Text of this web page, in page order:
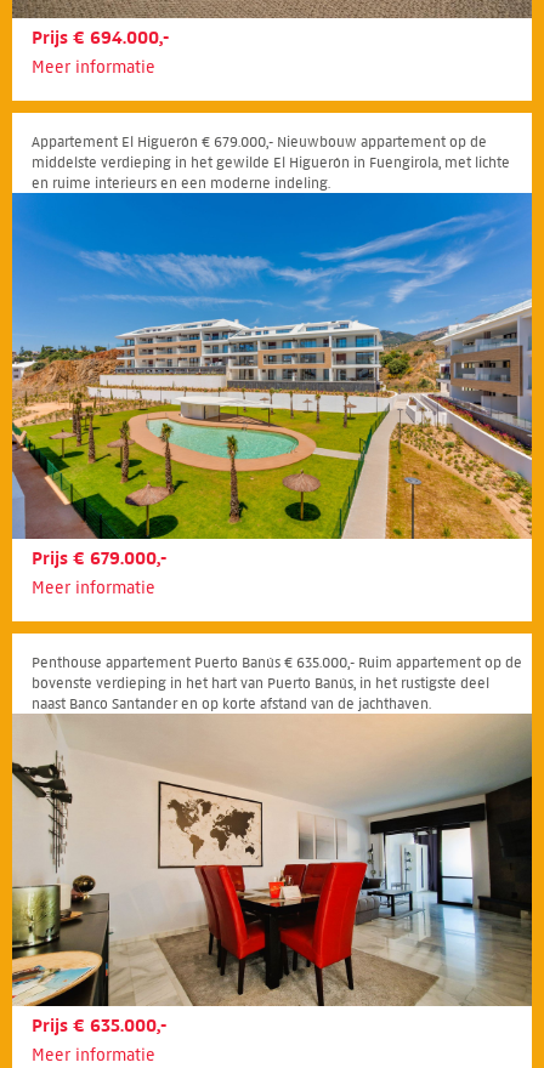
Prijs € 694.000,-
Meer informatie
Appartement El Higuerón € 679.000,- Nieuwbouw appartement op de
middelste verdieping in het gewilde El Higuerón in Fuengirola, met lichte
en ruime interieurs en een moderne indeling.
Prijs € 679.000,-
Meer informatie
Penthouse appartement Puerto Banús € 635.000,- Ruim appartement op de
bovenste verdieping in het hart van Puerto Banús, in het rustigste deel
naast Banco Santander en op korte afstand van de jachthaven.
Prijs € 635.000,-
Meer informatie